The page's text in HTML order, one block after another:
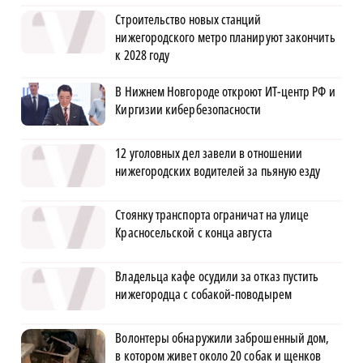
Строительство новых станций
нижегородского метро планируют закончить
к 2028 году
В Нижнем Новгороде откроют ИТ-центр РФ и
Киргизии кибербезопасности
12 уголовных дел завели в отношении
нижегородских водителей за пьяную езду
Стоянку транспорта ограничат на улице
Красносельской с конца августа
Владельца кафе осудили за отказ пустить
нижегородца с собакой-поводырем
Волонтеры обнаружили заброшенный дом,
в котором живет около 20 собак и щенков